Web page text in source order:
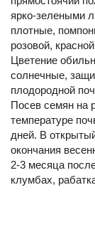
ярко-зелеными
плотные,
розовой,
Цветение
солнечные,
плодородной
Посев семян на
температуре
дней. В
окончания
2-3 месяца
клумбах,